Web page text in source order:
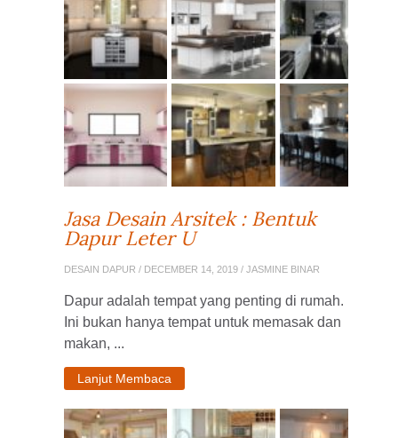
Jasa Desain Arsitek : Bentuk
Dapur Leter U
DESAIN DAPUR / DECEMBER 14, 2019 / JASMINE BINAR
Dapur adalah tempat yang penting di rumah.
Ini bukan hanya tempat untuk memasak dan
makan, ...
Lanjut Membaca